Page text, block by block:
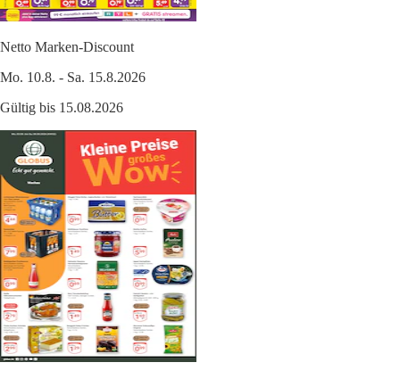
Netto Marken-Discount
Mo. 10.8. - Sa. 15.8.2026
Gültig bis 15.08.2026